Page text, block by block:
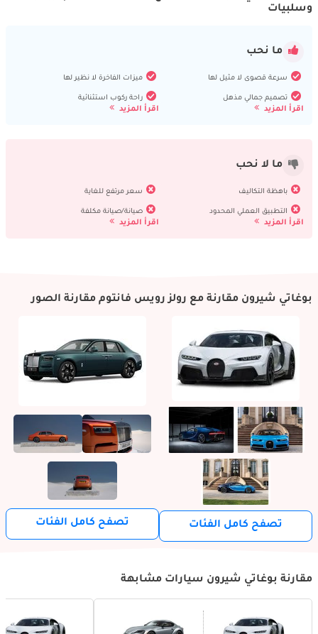
وسلبيات
ما نحب
سرعة قصوى لا مثيل لها
تصميم جمالي مذهل
اقرأ المزيد
ميزات الفاخرة لا نظير لها
راحة ركوب استثنائية
اقرأ المزيد
ما لا نحب
باهظة التكاليف
التطبيق العملي المحدود
اقرأ المزيد
سعر مرتفع للغاية
صيانة/صيانة مكلفة
اقرأ المزيد
بوغاتي شيرون مقارنة مع رولز رويس فانتوم مقارنة الصور
تصفح كامل الفئات تصفح كامل الفئات
مقارنة بوغاتي شيرون سيارات مشابهة